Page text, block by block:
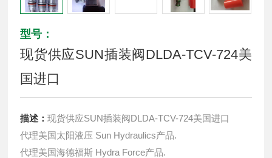
型号：
现货供应SUN插装阀DLDA-TCV-724美
国进口
描述：现货供应SUN插装阀DLDA-TCV-724美国进口
代理美国太阳液压 Sun Hydraulics产品.
代理美国海德福斯 Hydra Force产品.